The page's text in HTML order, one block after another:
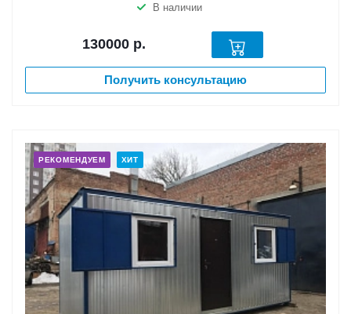
В наличии
130000 р.
Получить консультацию
РЕКОМЕНДУЕМ ХИТ